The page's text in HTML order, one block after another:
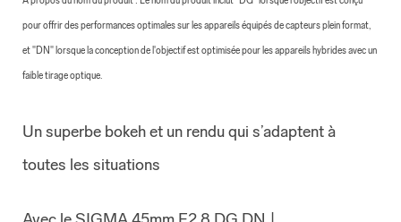
pour offrir des performances optimales sur les appareils équipés de capteurs plein format,
et "DN" lorsque la conception de l'objectif est optimisée pour les appareils hybrides avec un
faible tirage optique.
Un superbe bokeh et un rendu qui s’adaptent à
toutes les situations